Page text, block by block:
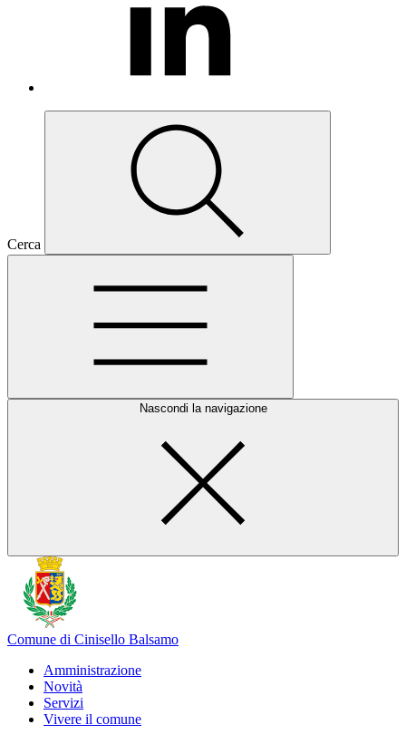
Cerca
Nascondi la navigazione
Comune di Cinisello Balsamo
Amministrazione
Novità
Servizi
Vivere il comune